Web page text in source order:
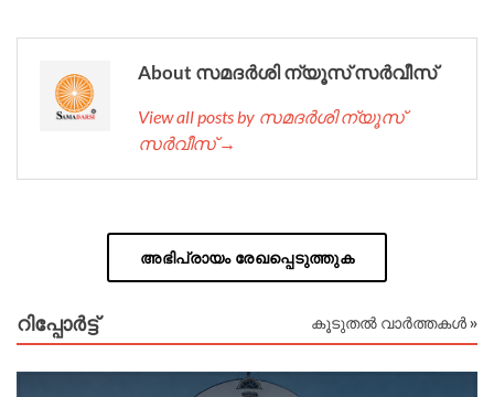
About സമദർശി ന്യൂസ് സർവീസ്
View all posts by സമദർശി ന്യൂസ്
സർവീസ് →
അഭിപ്രായം രേഖപ്പെടുത്തുക
റിപ്പോര്‍ട്ട് കൂടുതൽ വാർത്തകൾ »